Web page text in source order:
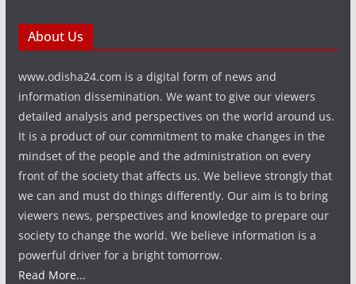
About Us
www.odisha24.com is a digital form of news and
information dissemination. We want to give our viewers
detailed analysis and perspectives on the world around us.
It is a product of our commitment to make changes in the
mindset of the people and the administration on every
front of the society that affects us. We believe strongly that
we can and must do things differently. Our aim is to bring
viewers news, perspectives and knowledge to prepare our
society to change the world. We believe information is a
powerful driver for a bright tomorrow.
Read More...